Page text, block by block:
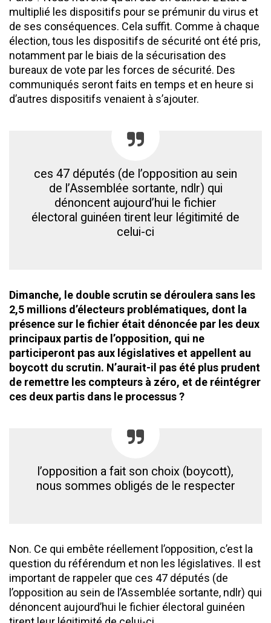
multiplié les dispositifs pour se prémunir du virus et
de ses conséquences. Cela suffit. Comme à chaque
élection, tous les dispositifs de sécurité ont été pris,
notamment par le biais de la sécurisation des
bureaux de vote par les forces de sécurité. Des
communiqués seront faits en temps et en heure si
d’autres dispositifs venaient à s’ajouter.
ces 47 députés (de l’opposition au sein
de l’Assemblée sortante, ndlr) qui
dénoncent aujourd’hui le fichier
électoral guinéen tirent leur légitimité de
celui-ci
Dimanche, le double scrutin se déroulera sans les
2,5 millions d’électeurs problématiques, dont la
présence sur le fichier était dénoncée par les deux
principaux partis de l’opposition, qui ne
participeront pas aux législatives et appellent au
boycott du scrutin. N’aurait-il pas été plus prudent
de remettre les compteurs à zéro, et de réintégrer
ces deux partis dans le processus ?
l’opposition a fait son choix (boycott),
nous sommes obligés de le respecter
Non. Ce qui embête réellement l’opposition, c’est la
question du référendum et non les législatives. Il est
important de rappeler que ces 47 députés (de
l’opposition au sein de l’Assemblée sortante, ndlr) qui
dénoncent aujourd’hui le fichier électoral guinéen